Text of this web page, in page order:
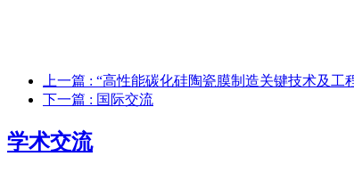
上一篇 : “高性能碳化硅陶瓷膜制造关键技术及工
下一篇 : 国际交流
学术交流